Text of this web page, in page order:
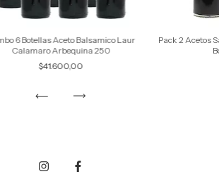
6 Botellas Aceto Balsamico Laur
Calamaro Arbequina 250
$41.600,00
Pack 2 Acetos